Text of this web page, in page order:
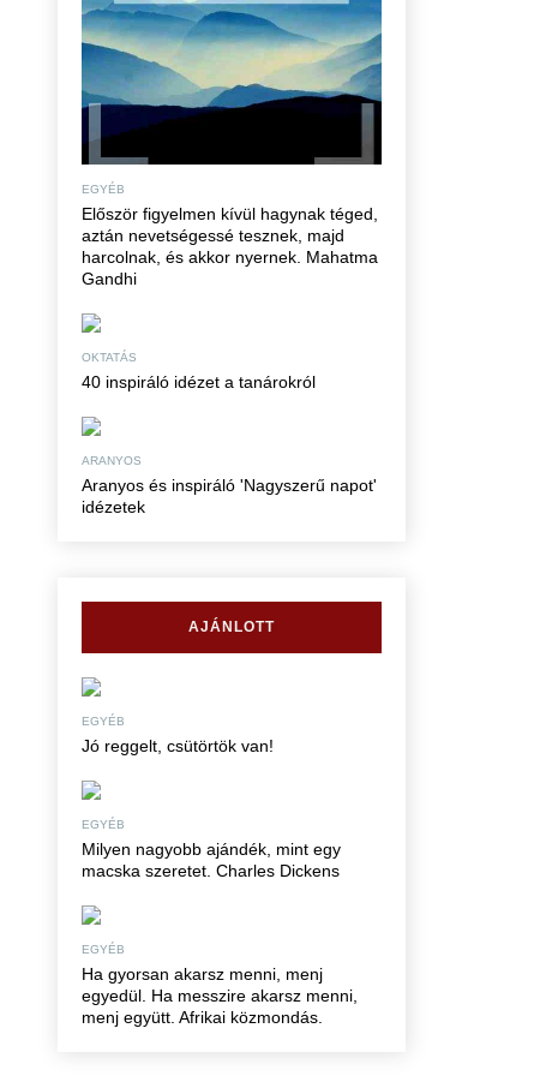
EGYÉB
Először figyelmen kívül hagynak téged,
aztán nevetségessé tesznek, majd
harcolnak, és akkor nyernek. Mahatma
Gandhi
OKTATÁS
40 inspiráló idézet a tanárokról
ARANYOS
Aranyos és inspiráló 'Nagyszerű napot'
idézetek
AJÁNLOTT
EGYÉB
Jó reggelt, csütörtök van!
EGYÉB
Milyen nagyobb ajándék, mint egy
macska szeretet. Charles Dickens
EGYÉB
Ha gyorsan akarsz menni, menj
egyedül. Ha messzire akarsz menni,
menj együtt. Afrikai közmondás.